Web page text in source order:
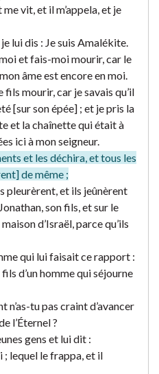
vit, et il m’appela, et je
lui dis : Je suis Amalékite.
et fais-moi mourir, car le
âme est encore en moi.
mourir, car je savais qu’il
[sur son épée] ; et je pris la
et la chaînette qui était à
ici à mon seigneur.
et les déchira, et tous les
de même ;
pleurèrent, et ils jeûnèrent
son fils, et sur le
d’Israël, parce qu’ils
qui lui faisait ce rapport :
d’un homme qui séjourne
n’as-tu pas craint d’avancer
l’Éternel ?
gens et lui dit :
lequel le frappa, et il